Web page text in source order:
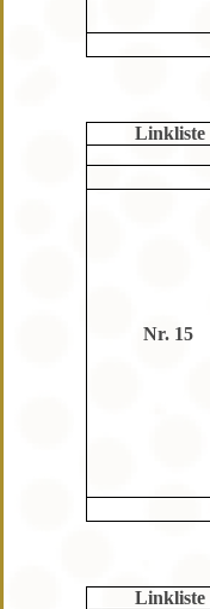
Linkliste
Nr. 15
Linkliste